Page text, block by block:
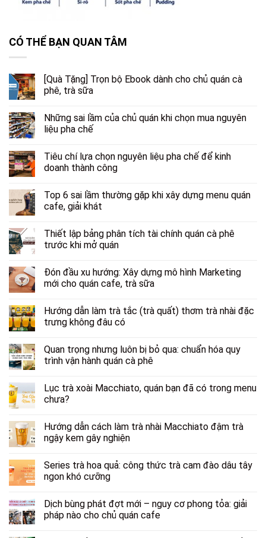
CÓ THỂ BẠN QUAN TÂM
[Quà Tặng] Trọn bộ Ebook dành cho chủ quán cà
phê, trà sữa
Những sai lầm của chủ quán khi chọn mua nguyên
liệu pha chế
Tiêu chí lựa chọn nguyên liệu pha chế để kinh
doanh thành công
Top 6 sai lầm thường gặp khi xây dựng menu quán
cafe, giải khát
Thiết lập bảng phân tích tài chính quán cà phê
trước khi mở quán
Đón đầu xu hướng: Xây dựng mô hình Marketing
mới cho quán cafe, trà sữa
Hướng dẫn làm trà tắc (trà quất) thơm trà nhài đặc
trưng không đâu có
Quan trọng nhưng luôn bị bỏ qua: chuẩn hóa quy
trình vận hành quán cà phê
Lục trà xoài Macchiato, quán bạn đã có trong menu
chưa?
Hướng dẫn cách làm trà nhài Macchiato đậm trà
ngậy kem gây nghiện
Series trà hoa quả: công thức trà cam đào dâu tây
ngon khó cưỡng
Dịch bùng phát đợt mới – nguy cơ phong tỏa: giải
pháp nào cho chủ quán cafe